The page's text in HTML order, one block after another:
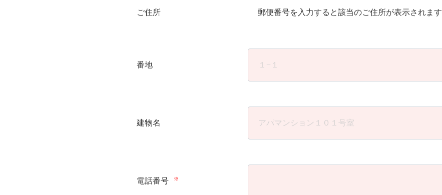
ご住所 郵便番号を入力すると該当のご住所が表示されます
番地
建物名
電話番号 ※